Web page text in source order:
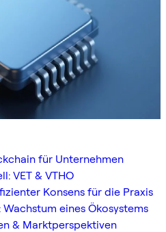
für Unternehmen
VET & VTHO
Konsens für die Praxis
eines Ökosystems
& Marktperspektiven